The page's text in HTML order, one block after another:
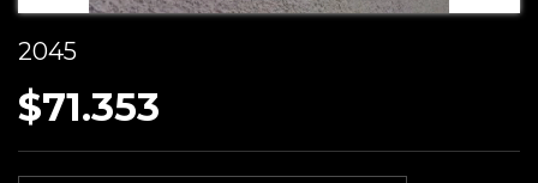
2045
$71.353